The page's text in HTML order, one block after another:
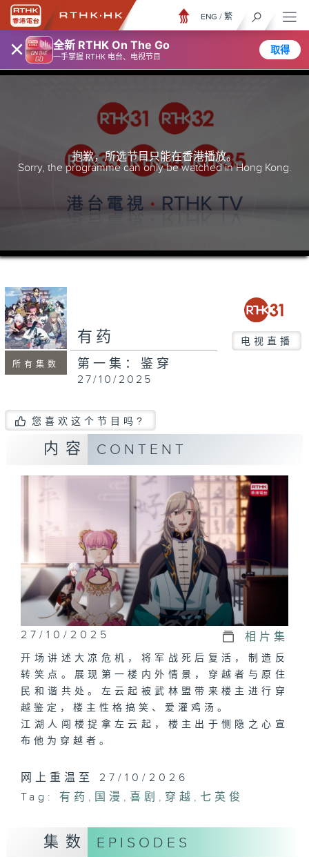
× 全新 RTHK On The Go
一手掌握 RTHK 电台、电视节目
取得
ENG / 繁
抱歉，所选节目只能在香港播放。
Sorry, the programme can only be watched in Hong Kong.
所有集数
有药 电视直播
第一集：鉴穿
27/10/2025
您喜欢这个节目吗?
内容 CONTENT
27/10/2025 相片集
开场讲述大凉危机，将军战死后复活，制造反
转笑点。展现第一楼内外情景，穿越者与原住
民和谐共处。左云起被武林盟带来楼主进行穿
越鉴定，楼主性格搞笑、爱灌鸡汤。
江湖人闯楼捉拿左云起，楼主出于恻隐之心宣
布他为穿越者。
网上重温至 27/10/2026
Tag:
有药 , 国漫 ,喜剧 , 穿越 ,七英俊
集数 EPISODES